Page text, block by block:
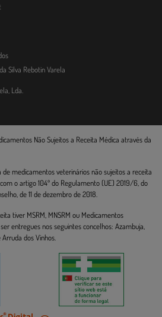
Silva Rebotin Varela
Lda.
Não Sujeitos a Receita Médica através da
medicamentos veterinários não sujeitos a receita
o artigo 104º do Regulamento (UE) 2019/6, do
de 11 de dezembro de 2018.
tiver MSRM, MNSRM ou Medicamentos
entregues nos seguintes concelhos: Azambuja,
dos Vinhos.